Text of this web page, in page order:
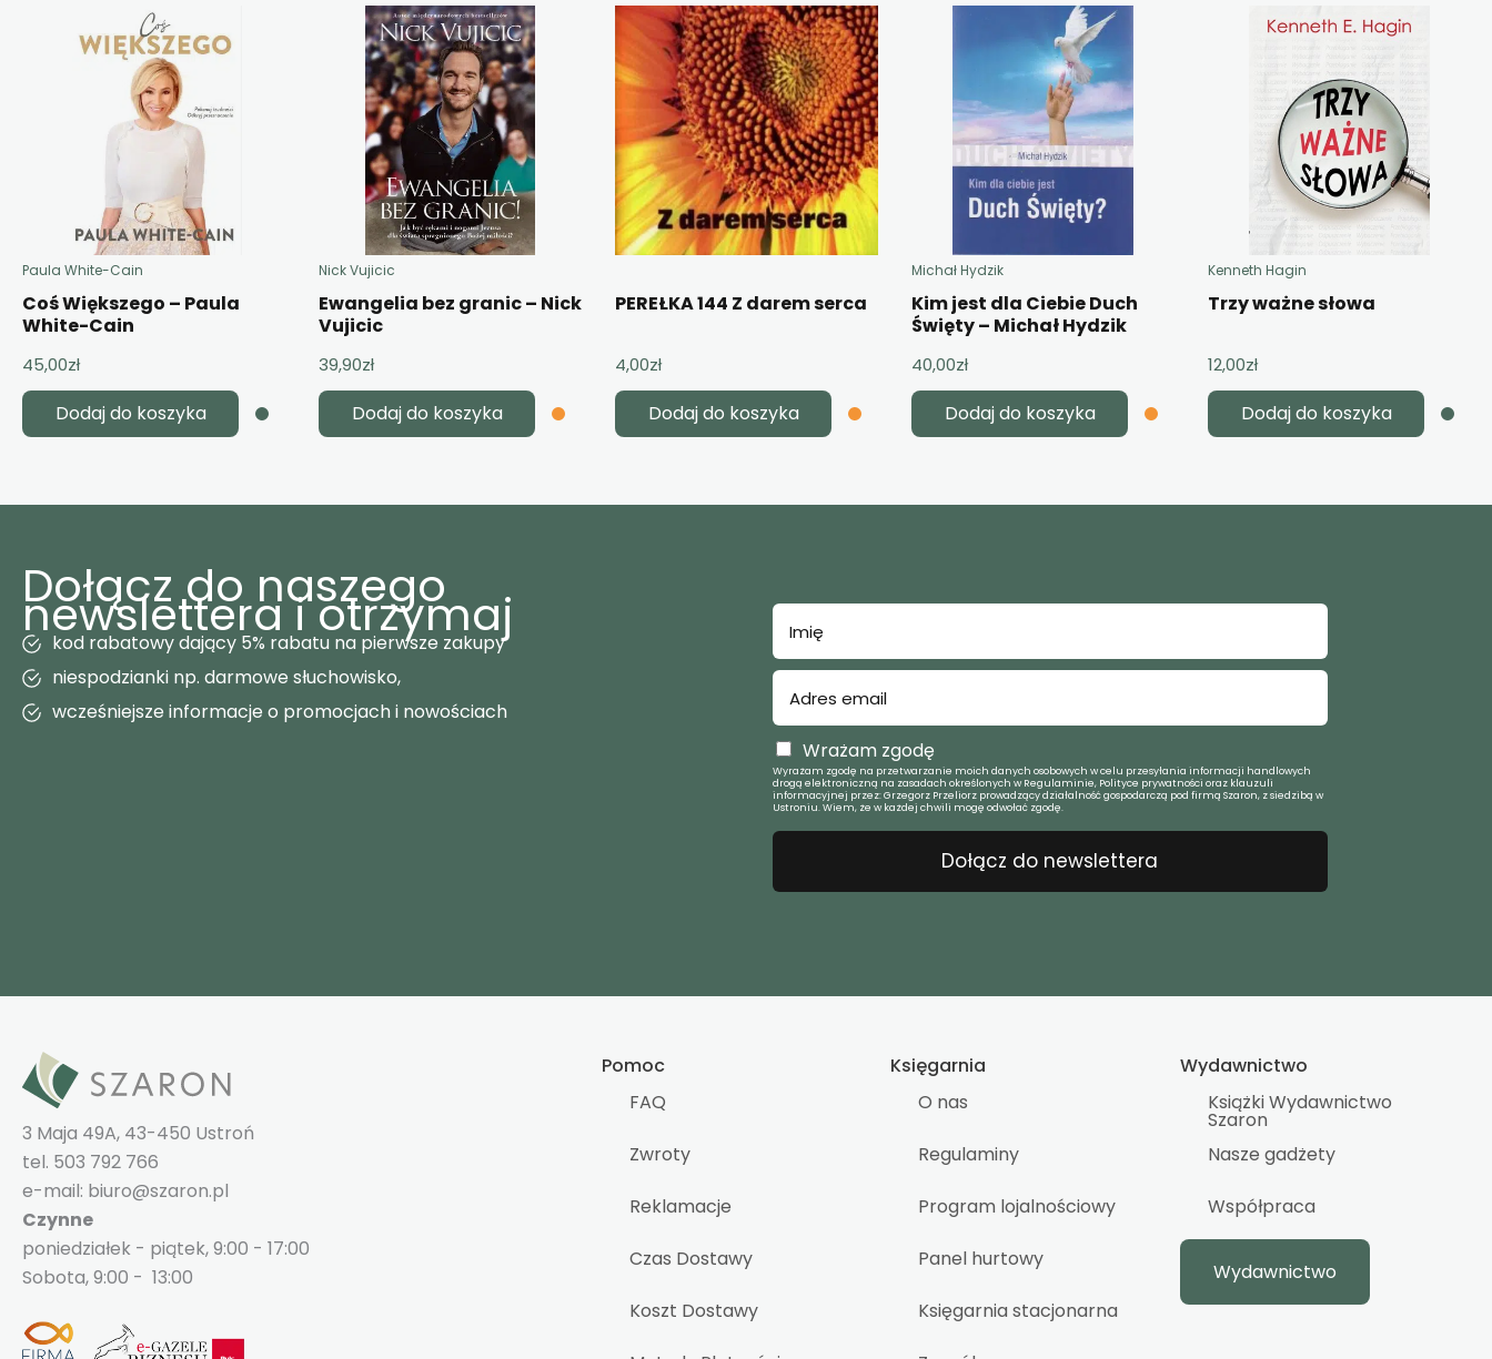
Paula White-Cain
Coś Większego – Paula
White-Cain
45,00zł
Dodaj do koszyka
Nick Vujicic
Ewangelia bez granic – Nick
Vujicic
39,90zł
Dodaj do koszyka
PEREŁKA 144 Z darem serca
4,00zł
Dodaj do koszyka
Michał Hydzik
Kim jest dla Ciebie Duch
Święty – Michał Hydzik
40,00zł
Dodaj do koszyka
Kenneth Hagin
Trzy ważne słowa
12,00zł
Dodaj do koszyka
Dołącz do naszego
newslettera i otrzymaj
kod rabatowy dający 5% rabatu na pierwsze zakupy
niespodzianki np. darmowe słuchowisko,
wcześniejsze informacje o promocjach i nowościach
Wrażam zgodę
Wyrażam zgodę na przetwarzanie moich danych osobowych w celu przesyłania informacji handlowych
drogą elektroniczną na zasadach określonych w Regulaminie, Polityce prywatności oraz klauzuli
informacyjnej przez: Grzegorz Przeliorz prowadzący działalność gospodarczą pod firmą Szaron, z siedzibą w
Ustroniu. Wiem, że w każdej chwili mogę odwołać zgodę.
Dołącz do newslettera
3 Maja 49A, 43-450 Ustroń
tel. 503 792 766
e-mail: biuro@szaron.pl
Czynne
poniedziałek - piątek, 9:00 - 17:00
Sobota, 9:00 - 13:00
Pomoc
FAQ
Zwroty
Reklamacje
Czas Dostawy
Koszt Dostawy
Księgarnia
O nas
Regulaminy
Program lojalnościowy
Panel hurtowy
Księgarnia stacjonarna
Wydawnictwo
Książki Wydawnictwo
Szaron
Nasze gadżety
Współpraca
Wydawnictwo